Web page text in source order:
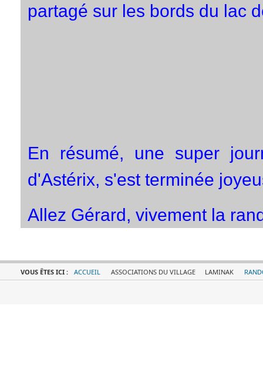
partagé sur les bords du lac
En résumé, une super
d'Astérix, s'est terminée
Allez Gérard, vivement la
VOUS ÊTES ICI : ACCUEIL ASSOCIATIONS DU VILLAGE LAMINAK